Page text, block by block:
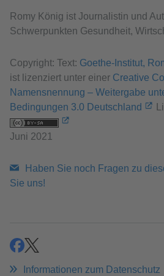
Romy König ist Journalistin und
Schwerpunkten Gesundheit,
Copyright: Text: Goethe-Institut,
ist lizenziert unter einer Creative
Namensnennung – Weitergabe
Bedingungen 3.0 Deutschland
Juni 2021
Haben Sie noch Fragen zu
Sie uns!
teilenteilen
Informationen zum Datenschutz